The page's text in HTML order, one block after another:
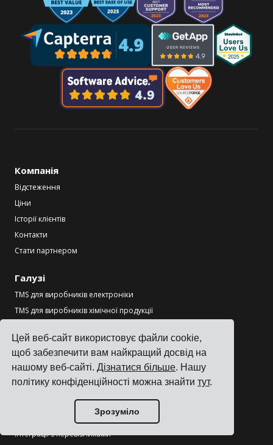
Цей веб-сайт використовує файли cookie,
щоб забезпечити вам найкращий досвід на
нашому веб-сайті.Дізнатися більше. Нашу
політику конфіденційності можна знайтитут.
Зрозуміло
Компанія
Відстеження
Ціни
Історії клієнтів
Контакти
Стати партнером
Галузі
TMS для виробників електроніки
TMS для виробників хімічної продукції
TMS для друку та пакування
Переглянути всі галузі
Ресурси
Інтеграції з перевізниками